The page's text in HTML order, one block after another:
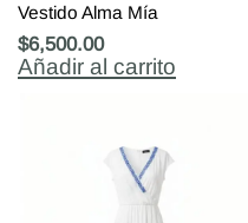
Vestido Alma Mía
$6,500.00
Añadir al carrito